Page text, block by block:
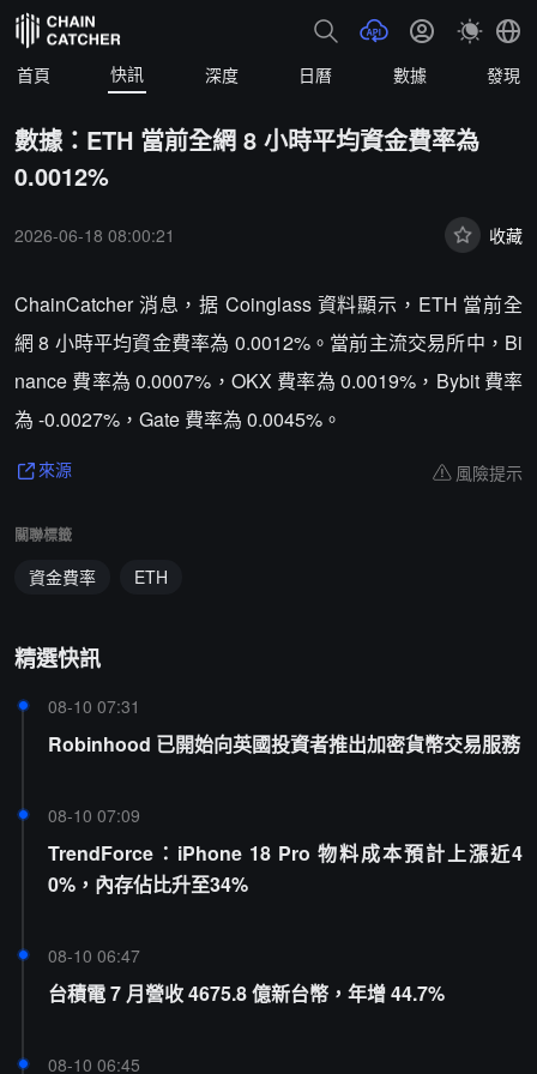
首頁 快訊 深度 日曆 數據 發現
數據：ETH 當前全網 8 小時平均資金費率為
0.0012%
2026-06-18 08:00:21 收藏
ChainCatcher 消息，据 Coinglass 資料顯示，ETH 當前全
網 8 小時平均資金費率為 0.0012%。當前主流交易所中，Bi
nance 費率為 0.0007%，OKX 費率為 0.0019%，Bybit 費率
為 -0.0027%，Gate 費率為 0.0045%。
來源 風險提示
關聯標籤
資金費率 ETH
精選快訊
08-10 07:31
Robinhood 已開始向英國投資者推出加密貨幣交易服務
08-10 07:09
TrendForce：iPhone 18 Pro 物料成本預計上漲近4
0%，內存佔比升至34%
08-10 06:47
台積電 7 月營收 4675.8 億新台幣，年增 44.7%
08-10 06:45